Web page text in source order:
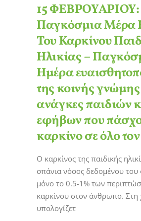
15 ΦΕΒΡΟΥΑΡΙΟΥ:
Παγκόσμια Μέρα
Του Καρκίνου
Ηλικίας –
Ημέρα
της κοινής γνώμης
ανάγκες παιδιών
εφήβων που
καρκίνο σε όλο
Ο καρκίνος της παιδικής
σπάνια νόσος δεδομένου του
μόνο το 0.5-1% των
καρκίνου στον άνθρωπο.
υπολογίζετ